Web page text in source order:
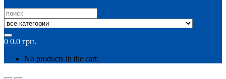
Search
for:
0 0.0 грн.
No products in the cart.